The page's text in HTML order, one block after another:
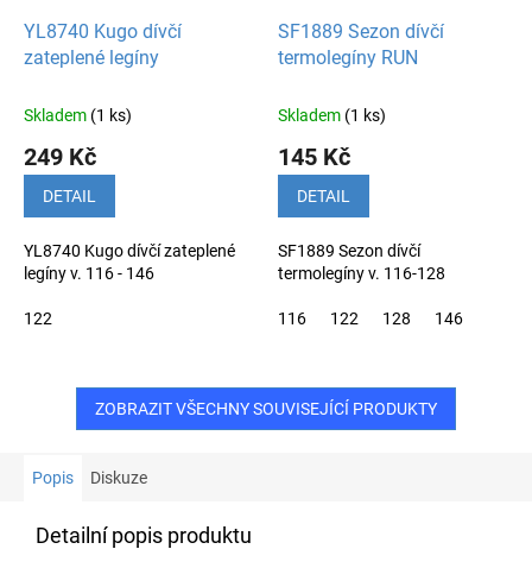
YL8740 Kugo dívčí
zateplené legíny
Skladem (1 ks)
249 Kč
DETAIL
YL8740 Kugo dívčí zateplené
legíny v. 116 - 146
122
SF1889 Sezon dívčí
termolegíny RUN
Skladem (1 ks)
145 Kč
DETAIL
SF1889 Sezon dívčí
termolegíny v. 116-128
116 122 128 146
ZOBRAZIT VŠECHNY SOUVISEJÍCÍ PRODUKTY
Popis Diskuze
Detailní popis produktu